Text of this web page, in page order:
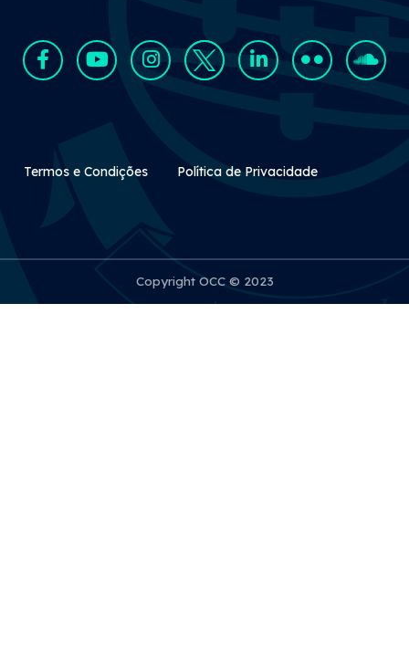
Rodapé Secundário
Termos e Condições Política de Privacidade
Copyright OCC © 2023